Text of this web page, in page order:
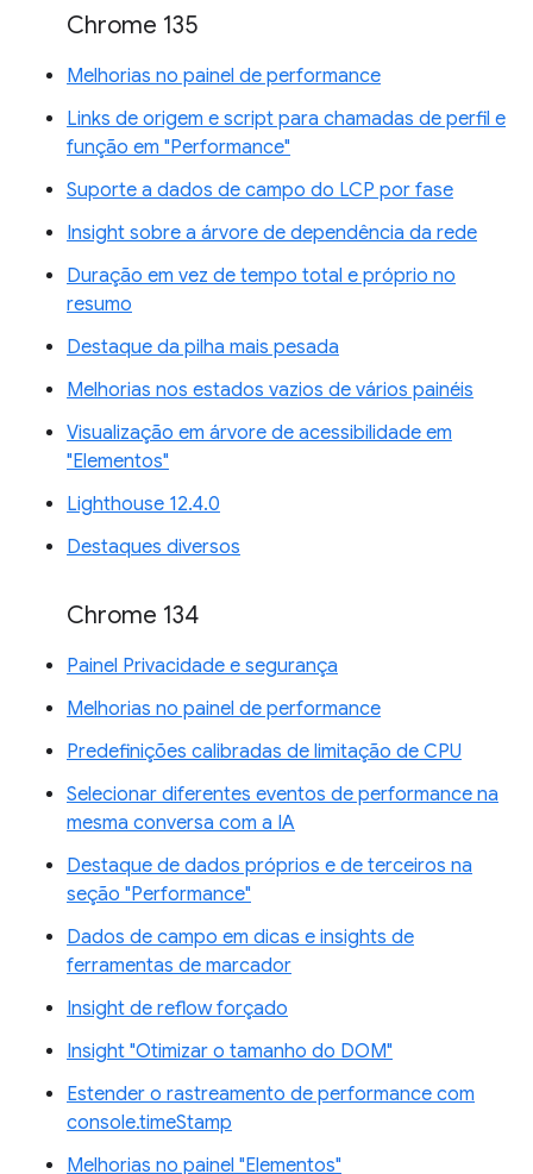
Chrome 135
Melhorias no painel de performance
Links de origem e script para chamadas de perfil e
função em "Performance"
Suporte a dados de campo do LCP por fase
Insight sobre a árvore de dependência da rede
Duração em vez de tempo total e próprio no
resumo
Destaque da pilha mais pesada
Melhorias nos estados vazios de vários painéis
Visualização em árvore de acessibilidade em
"Elementos"
Lighthouse 12.4.0
Destaques diversos
Chrome 134
Painel Privacidade e segurança
Melhorias no painel de performance
Predefinições calibradas de limitação de CPU
Selecionar diferentes eventos de performance na
mesma conversa com a IA
Destaque de dados próprios e de terceiros na
seção "Performance"
Dados de campo em dicas e insights de
ferramentas de marcador
Insight de reflow forçado
Insight "Otimizar o tamanho do DOM"
Estender o rastreamento de performance com
console.timeStamp
Melhorias no painel "Elementos"